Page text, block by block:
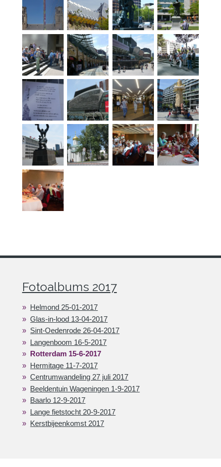
Fotoalbums 2017
Helmond 25-01-2017
Glas-in-lood 13-04-2017
Sint-Oedenrode 26-04-2017
Langenboom 16-5-2017
Rotterdam 15-6-2017
Hermitage 11-7-2017
Centrumwandeling 27 juli 2017
Beeldentuin Wageningen 1-9-2017
Baarlo 12-9-2017
Lange fietstocht 20-9-2017
Kerstbijeenkomst 2017